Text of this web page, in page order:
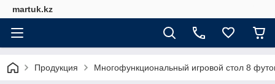
martuk.kz
Продукция Многофункциональный игровой стол 8